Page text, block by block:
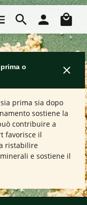
Il
o
prima sia dopo
sostiene la
contribuire a
favorisce il
ristabilire
e sostiene il